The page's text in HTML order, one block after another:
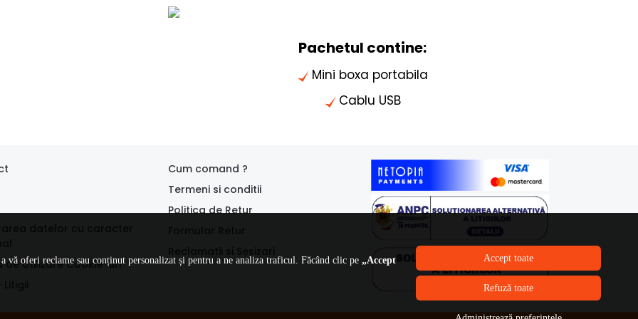
Pachetul contine:
Mini boxa portabila
Cablu USB
de Utilizare Cookie-uri
Cum comand ?
Termeni si conditii
Politica de Retur
oferi reclame sau conținut personalizat și pentru a ne analiza traficul. Făcând clic pe „Accept
Accept toate
Refuză toate